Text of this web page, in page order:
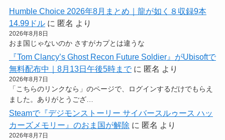
Humble Choice 2026年8月まとめ｜龍が如く８収録9本
14.99ドルに 匿名 より
2026年8月8日
おま国じゃないのか さすがカプとは違うな
『Tom Clancy’s Ghost Recon Future Soldier』がUbisoftで
無料配布中｜8月13日午後5時までに 匿名 より
2026年8月7日
「こちらのリンクなら」のページで、ログインするだけでもらえ
ました。ありがとうござ…
Steamで『デジモンストーリー サイバースルゥース ハッ
カーズメモリー』のおま国が解除 に 匿名 より
2026年8月7日